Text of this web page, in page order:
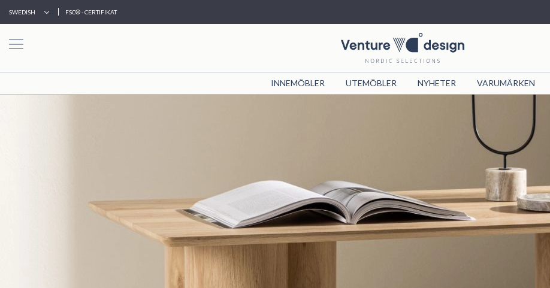
SWEDISH FSC® - CERTIFIKAT
INNEMÖBLER UTEMÖBLER NYHETER VARUMÄRKEN